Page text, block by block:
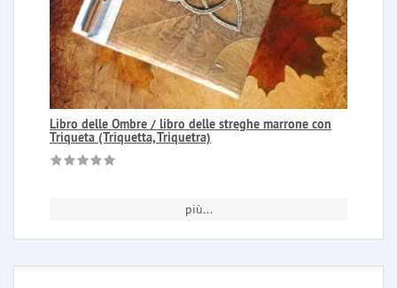
Libro delle Ombre / libro delle streghe marrone con
Triqueta (Triquetta, Triquetra)
più...